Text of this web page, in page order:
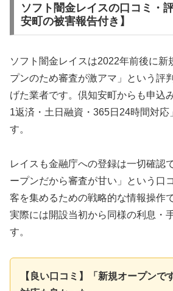
ソフト闇金レイスの口コミ・
安町の被害報告付き】
ソフト闇金レイスは2022年前後に新
プンのため審査が激アマ」という評
げた業者です。倶知安町からも申込
1返済・土日融資・365日24時間対応
す。
レイスも金融庁への登録は一切確認
ープンだから審査が甘い」という口
客を集めるための戦略的な情報操作
実際には開設当初から同様の利息・
す。
【良い口コミ】「新規オープンで